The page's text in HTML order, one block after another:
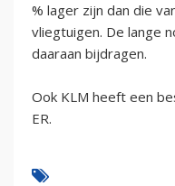
% lager zijn dan die
vliegtuigen. De lange
daaraan bijdragen.
Ook KLM heeft een
ER.